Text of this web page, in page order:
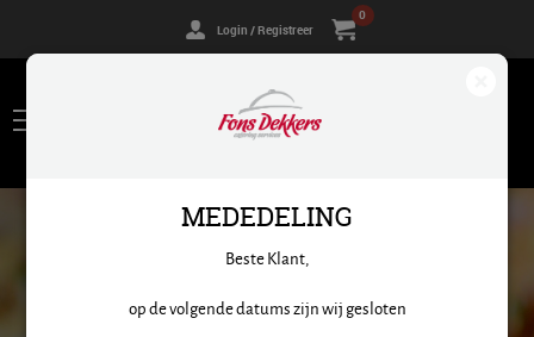
Login / Registreer
0
CATERING. TOT IN DE
PUNTJES
MEDEDELING
Beste Klant,
op de volgende datums zijn wij gesloten